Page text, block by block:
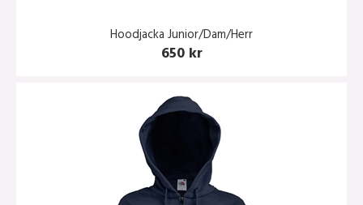
Hoodjacka Junior/Dam/Herr
650 kr